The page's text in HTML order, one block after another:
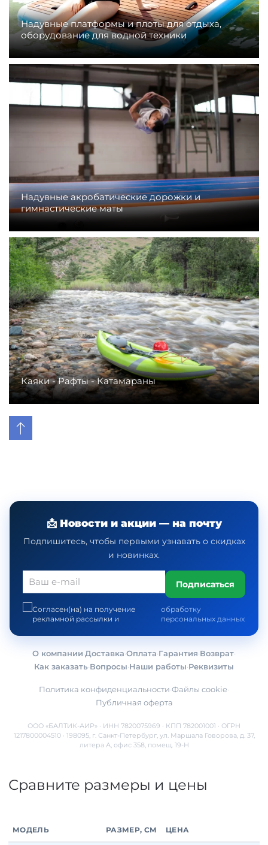
Надувные платформы и плоты для отдыха,
оборудование для водной техники
Надувные акробатические дорожки и
гимнастические маты
Каяки - Рафты - Катамараны
📩 Новости и акции — на почту
Подпишитесь, чтобы первыми узнавать о скидках
и новинках.
Подписаться
Согласен(на) на получение
рекламной рассылки и
обработку
персональных данных
О компании·Доставка·Оплата·Гарантия·Возврат·
Как заказать·Вопросы·Наши работы·Реквизиты
Политика конфиденциальности·Файлы cookie·
Публичная оферта
ООО «БАЛТИК-АИР» · ИНН 7820075969 · КПП 782001001 · ОГРН
1217800004510 · 198095, г. Санкт-Петербург, ул. Маршала Говорова, д. 37,
литера А, офис 358, помещ. 19-Н
Сравните размеры и цены
МОДЕЛЬ РАЗМЕР, СМ ЦЕНА